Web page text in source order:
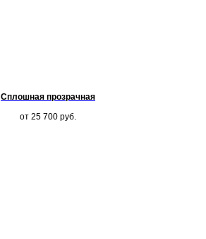
Сплошная прозрачная
от 25 700 руб.